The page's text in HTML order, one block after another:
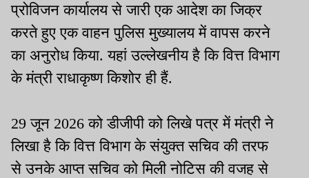
प्रोविजन कार्यालय से जारी एक आदेश का जिक्र
करते हुए एक वाहन पुलिस मुख्यालय में वापस करने
का अनुरोध किया. यहां उल्लेखनीय है कि वित्त विभाग
के मंत्री राधाकृष्ण किशोर ही हैं.
29 जून 2026 को डीजीपी को लिखे पत्र में मंत्री ने
लिखा है कि वित्त विभाग के संयुक्त सचिव की तरफ
से उनके आप्त सचिव को मिली नोटिस की वजह से